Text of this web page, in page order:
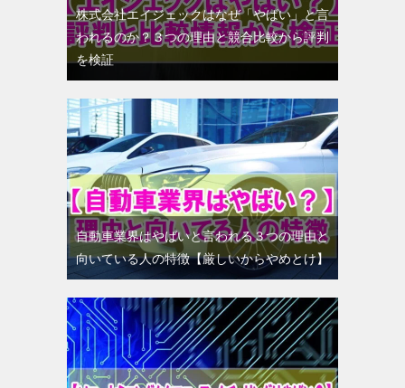
株式会社エイジェックはなぜ「やばい」と言
われるのか？３つの理由と競合比較から評判
を検証
自動車業界はやばいと言われる３つの理由と
向いている人の特徴【厳しいからやめとけ】